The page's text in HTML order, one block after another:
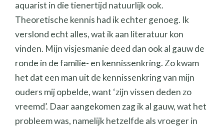
aquarist in die tienertijd natuurlijk ook.
Theoretische kennis had ik echter genoeg. Ik
verslond echt alles, wat ik aan literatuur kon
vinden. Mijn visjesmanie deed dan ook al gauw de
ronde in de familie- en kennissenkring. Zo kwam
het dat een man uit de kennissenkring van mijn
ouders mij opbelde, want ‘zijn vissen deden zo
vreemd’. Daar aangekomen zag ik al gauw, wat het
probleem was, namelijk hetzelfde als vroeger in